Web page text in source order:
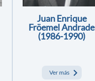
Juan Enrique
Fröemel Andrade
(1986-1990)
Ver más